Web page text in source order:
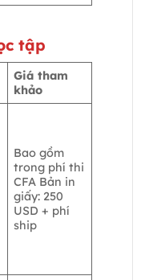
tập
Giá tham
khảo
Bao gồm
trong phí thi
CFA Bản in
giấy: 250
USD + phí
ship